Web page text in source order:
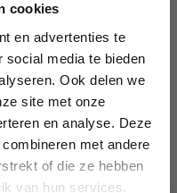
cookies
en advertenties te
social media te bieden
Ook delen we
site met onze
en analyse. Deze
met andere
of die ze hebben
van hun services.
schakels, dit geeft
heeft een lengte van
de ketting met
voor een complete